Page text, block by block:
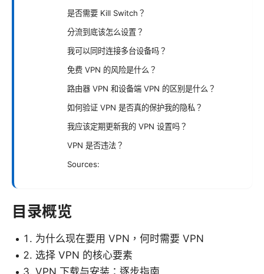
是否需要 Kill Switch？
分流到底该怎么设置？
我可以同时连接多台设备吗？
免费 VPN 的风险是什么？
路由器 VPN 和设备端 VPN 的区别是什么？
如何验证 VPN 是否真的保护我的隐私？
我应该定期更新我的 VPN 设置吗？
VPN 是否违法？
Sources:
目录概览
为什么现在要用 VPN，何时需要 VPN
选择 VPN 的核心要素